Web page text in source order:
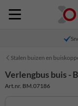
Stalen buizen en
Verlengbus buis -
Art.nr. BM.07186